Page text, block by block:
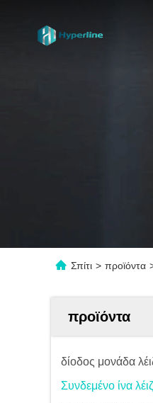
Σπίτι > προϊόντα
προϊόντα
δίοδος μονάδα
Συνδεμένο ίνα